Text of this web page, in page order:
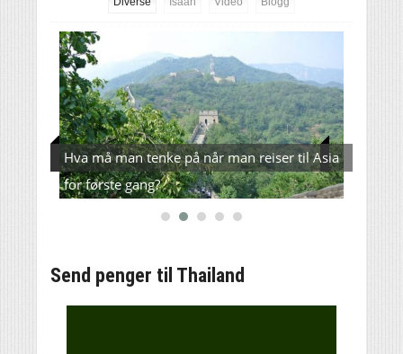
Hva må man tenke på når man reiser til Asia
for første gang?
Send penger til Thailand